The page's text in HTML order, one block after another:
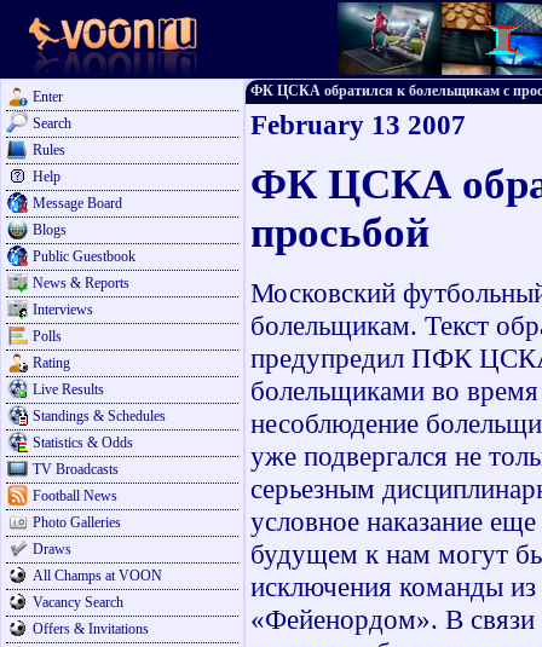
Enter
Search
Rules
Help
Message Board
Blogs
Public Guestbook
News & Reports
Interviews
Polls
Rating
Live Results
Standings & Schedules
Statistics & Odds
TV Broadcasts
Football News
Photo Galleries
Draws
All Champs at VOON
Vacancy Search
Offers & Invitations
ФК ЦСКА обратился к болельщикам с
February 13 2007
ФК ЦСКА
просьбой
Московский
болельщикам. Текст
предупредил ПФК
болельщиками во
несоблюдение
уже подвергался не
серьезным
условное наказание
будущем к нам могут
исключения команды
«Фейенордом». В связи